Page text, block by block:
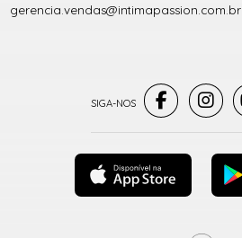
gerencia.vendas@intimapassion.com.br